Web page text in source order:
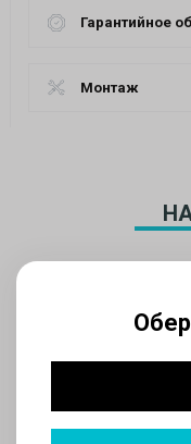
Гарантийное
Монтаж
Поделитесь